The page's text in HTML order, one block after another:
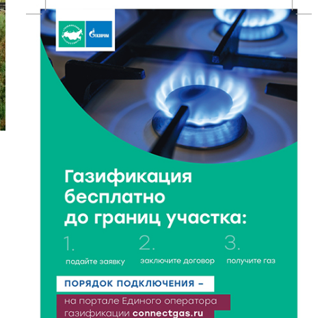
44
Объем выдачи ипотеки в России вырос на 38%
6 Авг 2026 16:01 88
Калининские футболисты представят Тверскую
область на всероссийском марафоне «Земля
Голубев проверил школы и детсады Зубцова к 1
сентября
6 Авг 2026 15:01 118
От Твери до Москвы: выставка художника
6 Авг 2026 14:55 92